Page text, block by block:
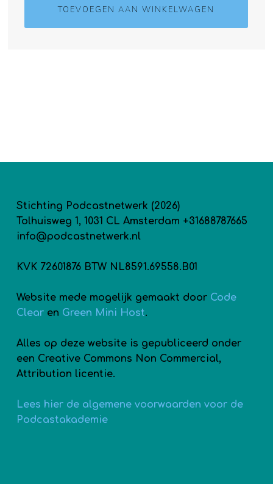
TOEVOEGEN AAN WINKELWAGEN
Stichting Podcastnetwerk (2026)
Tolhuisweg 1, 1031 CL Amsterdam +31688787665
info@podcastnetwerk.nl
KVK 72601876 BTW NL8591.69558.B01
Website mede mogelijk gemaakt door Code
Clearen Green Mini Host.
Alles op deze website is gepubliceerd onder
een Creative Commons Non Commercial,
Attribution licentie.
Lees hier de algemene voorwaarden voor de
Podcastakademie